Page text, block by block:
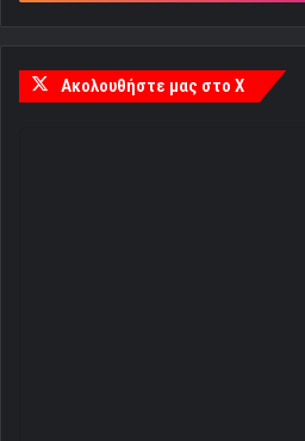
Ακολουθήστε μας στο X